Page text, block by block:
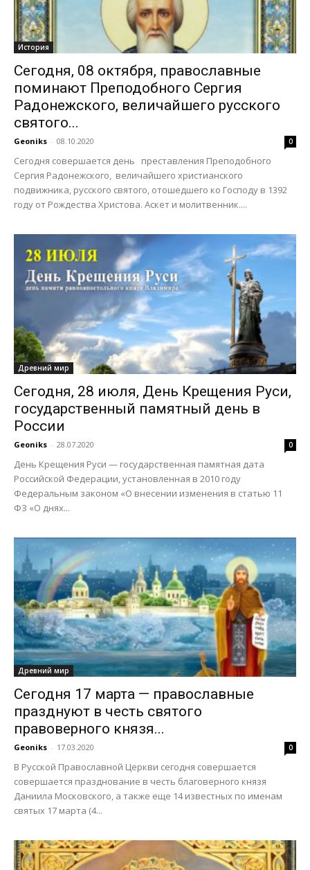
История
Сегодня, 08 октября, православные
поминают Преподобного Сергия
Радонежского, величайшего русского
святого...
Geoniks - 08.10.2020 0
Сегодня совершается день преставления Преподобного
Сергия Радонежского, величайшего христианского
подвижника, русского святого, отошедшего ко Господу в 1392
году от Рождества Христова. Аскет и молитвенник....
Древний мир
Сегодня, 28 июля, День Крещения Руси,
государственный памятный день в
России
Geoniks - 28.07.2020 0
День Крещения Руси — государственная памятная дата
Российской Федерации, установленная в 2010 году
Федеральным законом «О внесении изменения в статью 11
ФЗ «О днях...
Древний мир
Сегодня 17 марта — православные
празднуют в честь святого
правоверного князя...
Geoniks - 17.03.2020 0
В Русской Православной Церкви сегодня совершается
совершается празднование в честь благоверного князя
Даниила Московского, а также еще 14 известных по именам
святых 17 марта (4...